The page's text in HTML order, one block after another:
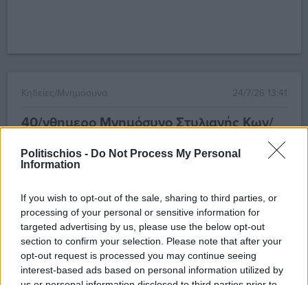
Politischios - Do Not Process My Personal
Information
If you wish to opt-out of the sale, sharing to third parties, or
processing of your personal or sensitive information for
targeted advertising by us, please use the below opt-out
section to confirm your selection. Please note that after your
opt-out request is processed you may continue seeing
interest-based ads based on personal information utilized by
Κηδείες/Μνημόσυνα 24/7/26 13:41
40/νθημερο Μνημόσυνο Στυλιανής Κων/
Φρατζεσκάκη
Με τη συμπλήρωση σαράντα ημερών από τον θάνατο
ΤΟ ΓΕΝΟΣ ΑΤΣΑΛΗ - ΕΤΩΝ 101 κα...